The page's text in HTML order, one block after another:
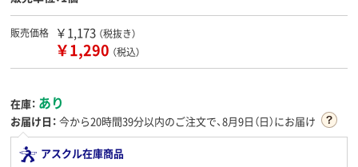
販売価格 ￥1,173 （税抜き）
￥1,290 （税込）
在庫： あり
お届け日： 今から20時間39分以内のご注文で、8月9日（日）にお届け
アスクル在庫商品